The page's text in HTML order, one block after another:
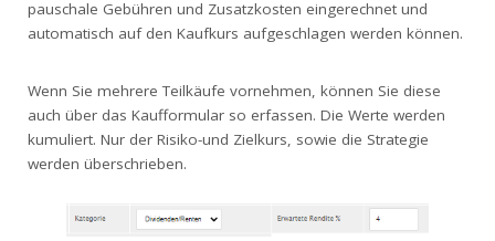
pauschale Gebühren und Zusatzkosten eingerechnet und
automatisch auf den Kaufkurs aufgeschlagen werden können.
Wenn Sie mehrere Teilkäufe vornehmen, können Sie diese
auch über das Kaufformular so erfassen. Die Werte werden
kumuliert. Nur der Risiko-und Zielkurs, sowie die Strategie
werden überschrieben.